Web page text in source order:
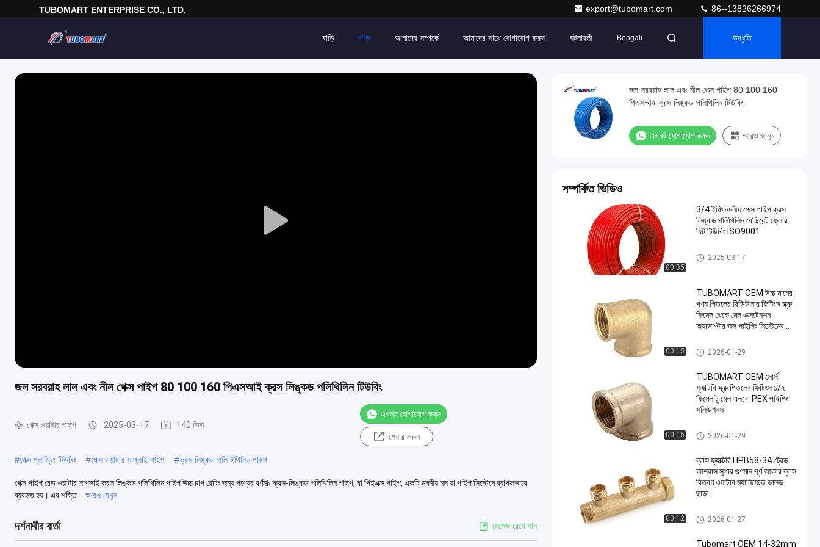
TUBOMART ENTERPRISE CO., LTD. export@tubomart.com 86--13826266974
বাড়ি পণ্য আমাদের সম্পর্কে আমাদের সাথে যোগাযোগ করুন ঘটনাবলী Bengali উদ্ধৃতি
Play
জল সরবরাহ লাল এবং নীল পেক্স পাইপ 80 100 160 পিএসআই ক্রস লিঙ্কড পলিথিলিন টিউবিং
পেক্স ওয়াটার পাইপ 2025-03-17 140 ভিউ
এখনই যোগাযোগ করুন
শেয়ার করুন
#পেক্স প্লাম্বিং টিউবিং #পেক্স ওয়াটার সাপ্লাই পাইপ #ক্রস লিঙ্কড পলি ইথিলিন পাইপ
পেক্স পাইপ রেড ওয়াটার সাপ্লাই ক্রস লিঙ্কড পলিথিলিন পাইপ উচ্চ চাপ রেটিং জন্য পণ্যের বর্ণনাঃ ক্রস-লিঙ্কড পলিথিলিন পাইপ, বা পিইএক্স পাইপ, একটি নমনীয় নল যা পাইপ সিস্টেমে ব্যাপকভাবে
ব্যবহৃত হয়। এর শক্তি...
আরও দেখুন
দর্শনার্থীর বার্তা মেসেজ রেখে যান
জল সরবরাহ লাল এবং নীল পেক্স পাইপ 80 100 160
পিএসআই ক্রস লিঙ্কড পলিথিলিন টিউবিং
এখনই যোগাযোগ করুন আরও জানুন
সম্পর্কিত ভিডিও
00:35
3/4 ইঞ্চি নমনীয় পেক্স পাইপ ক্রস
লিঙ্কড পলিথিলিন রেডিয়েন্ট ফ্লোর
হিট টিউবিং ISO9001
পেক্স ওয়াটার পাইপ
2025-03-17
00:15
TUBOMART OEM উচ্চ মানের
পণ্য পিতলের রিডিউসার ফিটিংস স্ক্রু
ফিমেল থেকে মেল এক্সটেনশন
অ্যাডাপ্টার জল পাইপিং সিস্টেমের
ব্রোঞ্জের পাইপ ফিটিং
2026-01-29
00:15
TUBOMART OEM সোর্স
ফ্যাক্টরি স্ক্রু পিতলের ফিটিংস ১/২
ফিমেল টু মেল এলবো PEX পাইপিং
সলিউশনস
ব্রোঞ্জের পাইপ ফিটিং
2026-01-29
00:12
ব্রাস ফ্যাক্টরি HPB58-3A ট্রেড
আশ্বাস সুপার গুণমান পূর্ণ আকার ব্রাস
বিতরণ ওয়াটার ম্যানিফোল্ড ভালভ
ছাড়া
ব্রাস পেক্স ম্যানিফোল্ড
2026-01-27
Tubomart OEM 14-32mm